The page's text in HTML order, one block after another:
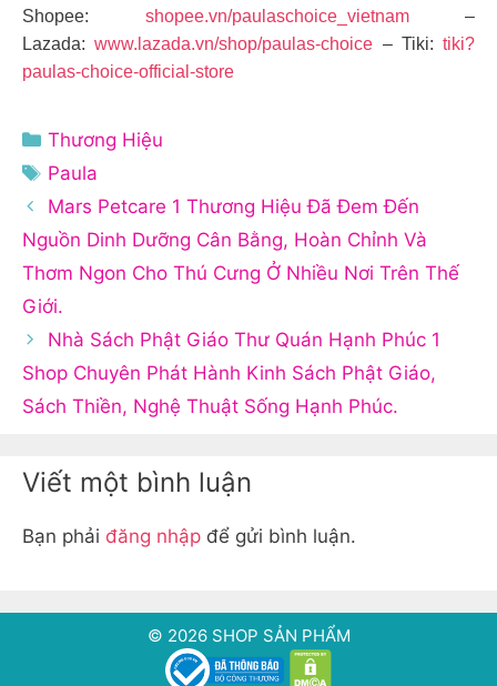
Shopee: shopee.vn/paulaschoice_vietnam–
Lazada:www.lazada.vn/shop/paulas-choice – Tiki: tiki?
paulas-choice-official-store
Danh
mục
Thương Hiệu
Thẻ
Paula
Mars Petcare 1 Thương Hiệu Đã Đem Đến
Nguồn Dinh Dưỡng Cân Bằng, Hoàn Chỉnh Và
Thơm Ngon Cho Thú Cưng Ở Nhiều Nơi Trên Thế
Giới.
Nhà Sách Phật Giáo Thư Quán Hạnh Phúc 1
Shop Chuyên Phát Hành Kinh Sách Phật Giáo,
Sách Thiền, Nghệ Thuật Sống Hạnh Phúc.
Viết một bình luận
Bạn phải đăng nhập để gửi bình luận.
© 2026 SHOP SẢN PHẨM